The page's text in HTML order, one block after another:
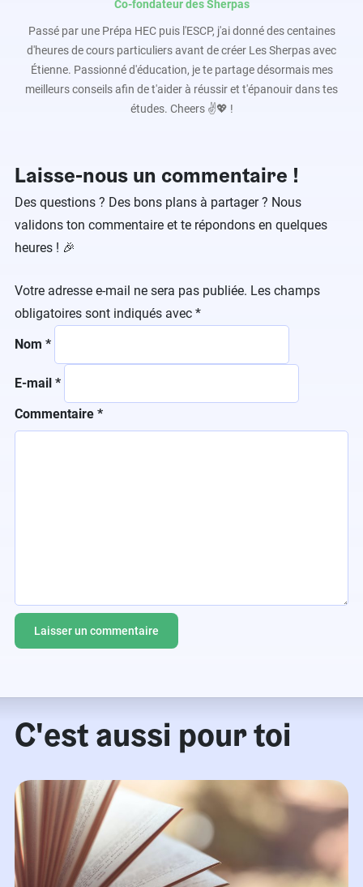
Co-fondateur des Sherpas
Passé par une Prépa HEC puis l'ESCP, j'ai donné des centaines
d'heures de cours particuliers avant de créer Les Sherpas avec
Étienne. Passionné d'éducation, je te partage désormais mes
meilleurs conseils afin de t'aider à réussir et t'épanouir dans tes
études. Cheers ✌️💖 !
Laisse-nous un commentaire !
Des questions ? Des bons plans à partager ? Nous
validons ton commentaire et te répondons en quelques
heures ! 🎉
Votre adresse e-mail ne sera pas publiée. Les champs
obligatoires sont indiqués avec *
Commentaire *
Nom *
E-mail *
C'est aussi pour toi